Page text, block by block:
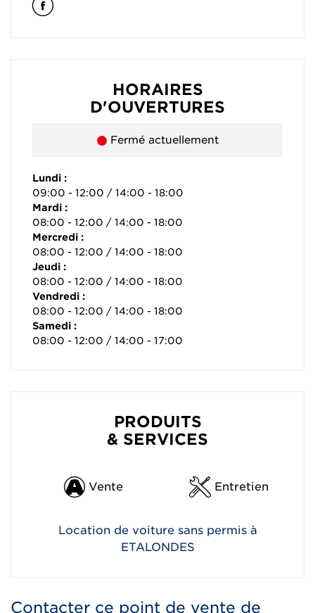
HORAIRES
D'OUVERTURES
Fermé actuellement
Lundi :
09:00 - 12:00 / 14:00 - 18:00
Mardi :
08:00 - 12:00 / 14:00 - 18:00
Mercredi :
08:00 - 12:00 / 14:00 - 18:00
Jeudi :
08:00 - 12:00 / 14:00 - 18:00
Vendredi :
08:00 - 12:00 / 14:00 - 18:00
Samedi :
08:00 - 12:00 / 14:00 - 17:00
PRODUITS
& SERVICES
Vente Entretien
Location de voiture sans permis à
ETALONDES
Contacter ce point de vente de